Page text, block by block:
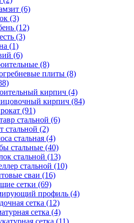
(6)
(3)
(12)
(3)
(1)
(6)
(8)
плиты (8)
кирпич (4)
кирпич (84)
(91)
стальной (6)
стальной (2)
стальная (4)
стальные (40)
стальной (13)
стальной (10)
сваи (16)
сетки (69)
профиль (4)
сетка (12)
сетка (4)
сетка (11)